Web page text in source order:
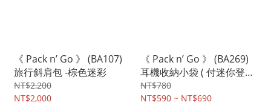
《 Pack n’ Go 》 (BA107)
旅行斜肩包 -棕色迷彩
NT$2,200
NT$2,000
《 Pack n’ Go 》 (BA269)
耳機收納小袋 ( 付迷你登山
扣 )[多色點入選擇]
NT$780
NT$590 ~ NT$690